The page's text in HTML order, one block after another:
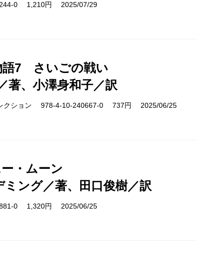
0 1,210円 2025/07/29
語7 さいごの戦い
著、小澤身和子／訳
レクション 978-4-10-240667-0 737円 2025/06/25
・ムーン
ミング／著、田口俊樹／訳
0 1,320円 2025/06/25